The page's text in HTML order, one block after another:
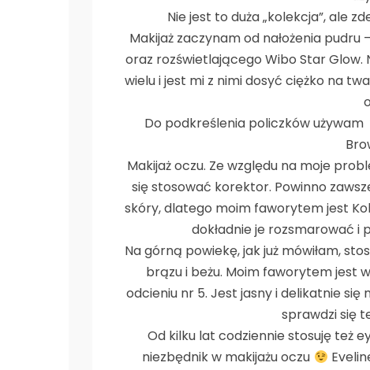
Nie jest to duża „kolekcja”, ale
Makijaż zaczynam od nałożenia
oraz rozświetlającego Wibo Star Glow.
wielu i jest mi z nimi dosyć ciężko na
Do podkreślenia policzków
Makijaż oczu. Ze względu na moje
się stosować korektor. Powinno
skóry, dlatego moim faworytem jest
dokładnie je rozsmarować i
Na górną powiekę, jak już mówiłam,
brązu i beżu. Moim faworytem jest
odcieniu nr 5. Jest jasny i delikatnie
sprawdzi się
Od kilku lat codziennie stosuję też
niezbędnik w makijażu oczu